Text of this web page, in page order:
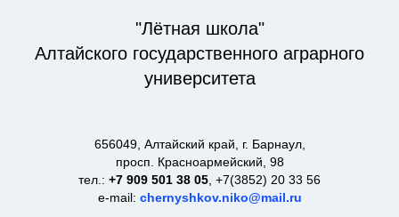
"Лётная школа"
Алтайского государственного аграрного
университета
656049, Алтайский край, г. Барнаул,
просп. Красноармейский, 98
тел.: +7 909 501 38 05 , +7(3852) 20 33 56
e-mail: chernyshkov.niko@mail.ru